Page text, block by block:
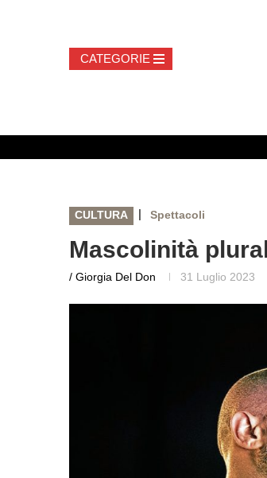
CULTURA | Spettacoli
Mascolinità
/ Giorgia Del Don 31 Luglio 2023